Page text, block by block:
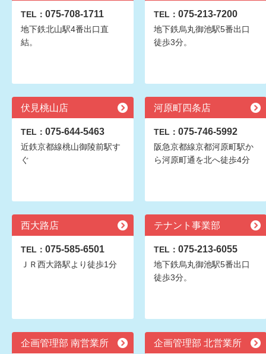
TEL： 075-708-1711
地下鉄北山駅4番出口直
結。
TEL： 075-213-7200
地下鉄烏丸御池駅5番出口
徒歩3分。
伏見桃山店
TEL： 075-644-5463
近鉄京都線桃山御陵前駅す
ぐ
河原町四条店
TEL： 075-746-5992
阪急京都線京都河原町駅か
ら河原町通を北へ徒歩4分
西大路店
TEL： 075-585-6501
ＪＲ西大路駅より徒歩1分
テナント事業部
TEL： 075-213-6055
地下鉄烏丸御池駅5番出口
徒歩3分。
企画管理部 南営業所 企画管理部 北営業所